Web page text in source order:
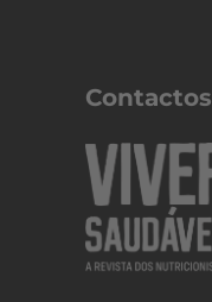
Contactos